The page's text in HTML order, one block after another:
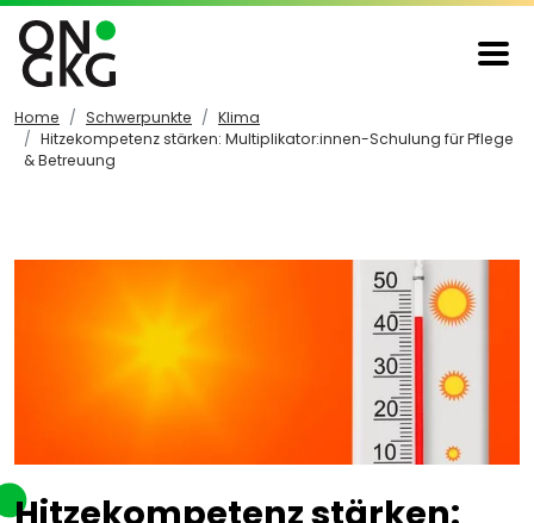
Home Schwerpunkte
Klima
Hitzekompetenz stärken: Multiplikator:innen-Schulung für Pflege
& Betreuung